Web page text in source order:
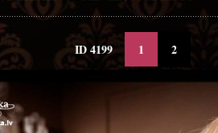
ID 4199 1 2